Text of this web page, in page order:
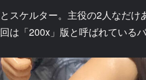
スケルター。主役の2人なだ
は「200x」版と呼ばれている